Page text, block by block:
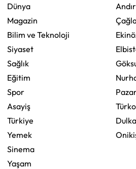
Dünya
Magazin
Bilim ve Teknoloji
Siyaset
Sağlık
Eğitim
Spor
Asayiş
Türkiye
Yemek
Sinema
Yaşam